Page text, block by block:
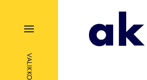
VALIKKO